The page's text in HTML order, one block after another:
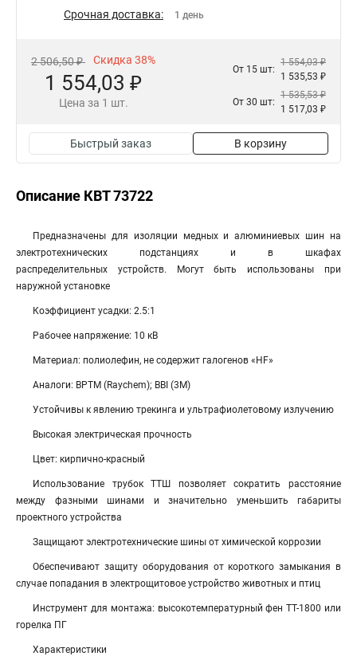
Срочная доставка: 1 день
2 506,50 ₽ Скидка 38%
1 554,03 ₽
Цена за 1 шт.
От 15 шт:
1 554,03 ₽
1 535,53 ₽
От 30 шт:
1 535,53 ₽
1 517,03 ₽
Быстрый заказ В корзину
Описание КВТ 73722
Предназначены для изоляции медных и алюминиевых шин на
электротехнических подстанциях и в шкафах
распределительных устройств. Могут быть использованы при
наружной установке
Коэффициент усадки: 2.5:1
Рабочее напряжение: 10 кВ
Материал: полиолефин, не содержит галогенов «HF»
Аналоги: BPTM (Raychem); BBI (3M)
Устойчивы к явлению трекинга и ультрафиолетовому излучению
Высокая электрическая прочность
Цвет: кирпично-красный
Использование трубок ТТШ позволяет сократить расстояние
между фазными шинами и значительно уменьшить габариты
проектного устройства
Защищают электротехнические шины от химической коррозии
Обеспечивают защиту оборудования от короткого замыкания в
случае попадания в электрощитовое устройство животных и птиц
Инструмент для монтажа: высокотемпературный фен ТТ-1800 или
горелка ПГ
Характеристики